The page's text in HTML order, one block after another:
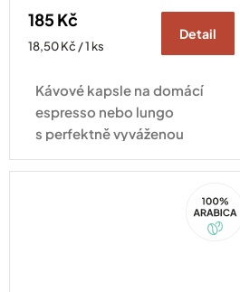
185 Kč
Měrná
18,50 Kč / 1 ks
Detail
Kávové kapsle na domácí
espresso nebo lungo
s perfektně vyváženou
chutí ořechů a čokolády.
Kompatibilní se všemi druhy
Arabica